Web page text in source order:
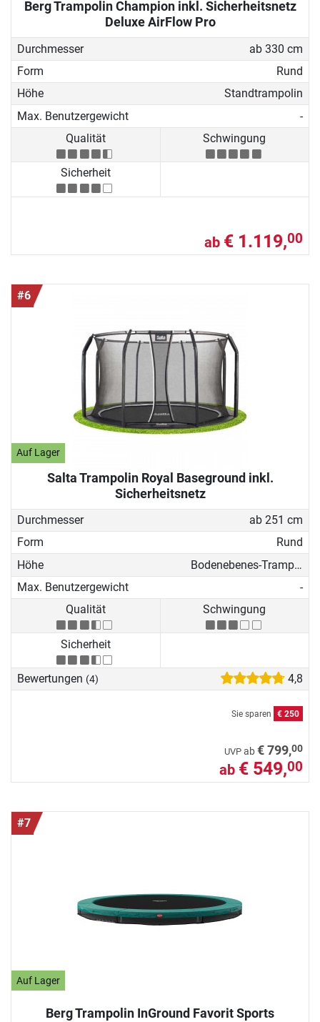
Berg Trampolin Champion inkl. Sicherheitsnetz
Deluxe AirFlow Pro
Durchmesser
ab 330 cm
Form
Rund
Höhe
Standtrampolin
Max. Benutzergewicht
-
Qualität
Schwingung
Sicherheit
ab € 1.119,00
#6
Auf Lager
Salta Trampolin Royal Baseground inkl.
Sicherheitsnetz
Durchmesser
ab 251 cm
Form
Rund
Höhe
Bodenebenes-Trampolin
Max. Benutzergewicht
-
Qualität
Schwingung
Sicherheit
Bewertungen (4) 4,8
Sie sparen € 250
UVP ab€ 799,00
ab € 549,00
#7
Auf Lager
Berg Trampolin InGround Favorit Sports